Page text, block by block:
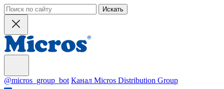
Искать
@micros_group_bot Канал Micros Distribution Group